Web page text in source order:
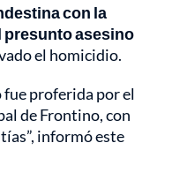
con la
presunto asesino
el homicidio.
fue proferida por el
de Frontino, con
informó este